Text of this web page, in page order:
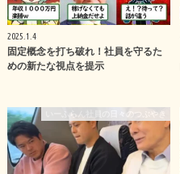
2025.1.4
固定概念を打ち破れ！社員を守るた
めの新たな視点を提示
いーふらん社員の日々のつぶやき